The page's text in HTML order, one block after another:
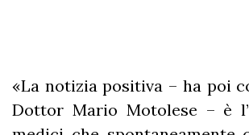
«La notizia positiva – ha poi
Dottor Mario Motolese – è